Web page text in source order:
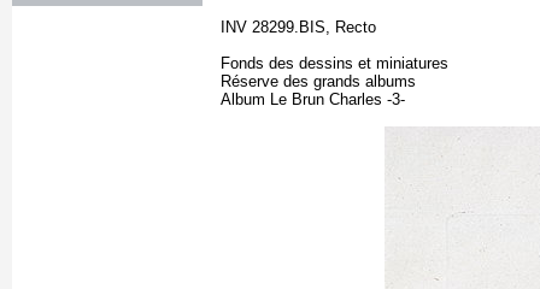
INV 28299.BIS, Recto
Fonds des dessins et miniatures
Réserve des grands albums
Album Le Brun Charles -3-